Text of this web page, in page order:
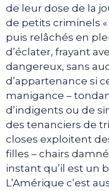
de leur dose de la
de petits criminels
puis relâchés en
d’éclater, frayant
dangereux, sans
d’appartenance si
manigance –
d’indigents ou de
des tenanciers de
closes exploitent
filles – chairs
instant qu’il est un
L’Amérique c’est